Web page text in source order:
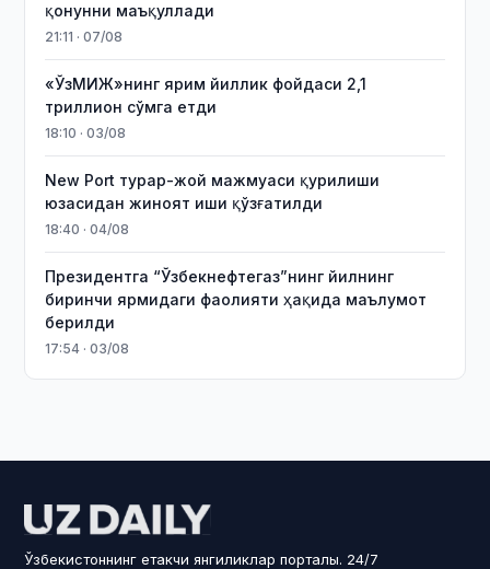
қонунни маъқуллади
21:11 · 07/08
«ЎзМИЖ»нинг ярим йиллик фойдаси 2,1
триллион сўмга етди
18:10 · 03/08
New Port турар-жой мажмуаси қурилиши
юзасидан жиноят иши қўзғатилди
18:40 · 04/08
Президентга “Ўзбекнефтегаз”нинг йилнинг
биринчи ярмидаги фаолияти ҳақида маълумот
берилди
17:54 · 03/08
Ўзбекистоннинг етакчи янгиликлар порталы. 24/7